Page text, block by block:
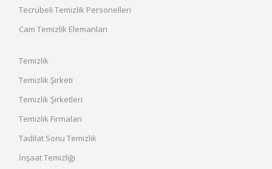
Tecrübeli Temizlik Personelleri
Cam Temizlik Elemanları
Temizlik
Temizlik Şirketi
Temizlik Şirketleri
Temizlik Firmaları
Tadilat Sonu Temizlik
İnşaat Temizliği